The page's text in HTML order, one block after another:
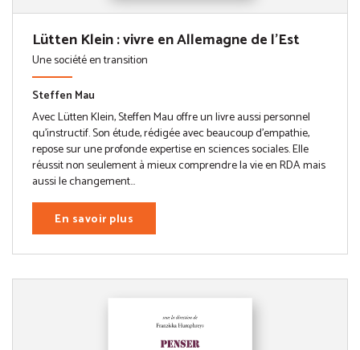
Lütten Klein : vivre en Allemagne de l'Est
Une société en transition
Steffen Mau
Avec Lütten Klein, Steffen Mau offre un livre aussi personnel
qu’instructif. Son étude, rédigée avec beaucoup d’empathie,
repose sur une profonde expertise en sciences sociales. Elle
réussit non seulement à mieux comprendre la vie en RDA mais
aussi le changement...
En savoir plus